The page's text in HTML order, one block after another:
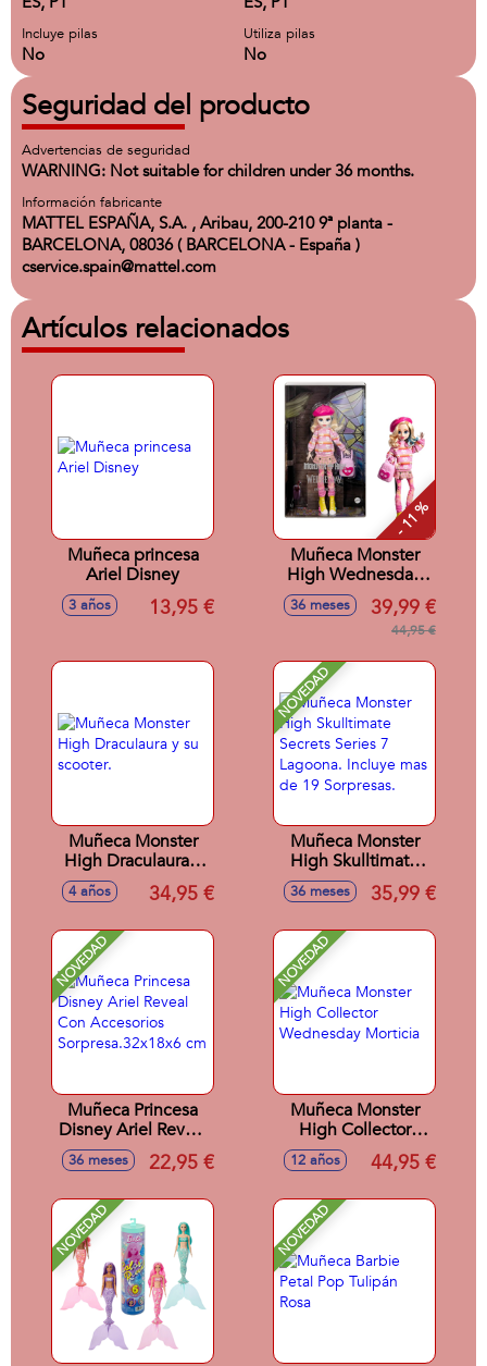
Incluye pilas
No
Utiliza pilas
No
Seguridad del producto
Advertencias de seguridad
WARNING: Not suitable for children under 36 months.
Información fabricante
MATTEL ESPAÑA, S.A. , Aribau, 200-210 9ª planta -
BARCELONA, 08036 ( BARCELONA - España )
cservice.spain@mattel.com
Artículos relacionados
Muñeca princesa
Ariel Disney
3 años 13,95 €
- 11 %
Muñeca Monster
High Wednesday
Edin
36 meses 39,99 €
44,95 €
Muñeca Monster
High Draculaura y
su scooter.
4 años 34,95 €
NOVEDAD
Muñeca Monster
High Skulltimate
Secrets Series 7
Lagoona. Incluye
Sorpresas.
36 meses 35,99 €
NOVEDAD
Muñeca Princesa
Disney Ariel Reveal
Con Accesorios
Sorpresa.32x18x6
36 meses 22,95 €
NOVEDAD
Muñeca Monster
High Collector
Wednesday
Morticia
12 años 44,95 €
NOVEDAD NOVEDAD